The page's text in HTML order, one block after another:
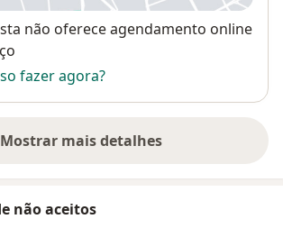
não oferece agendamento online
fazer agora?
Mostrar mais detalhes
sobre o endereço
não aceitos